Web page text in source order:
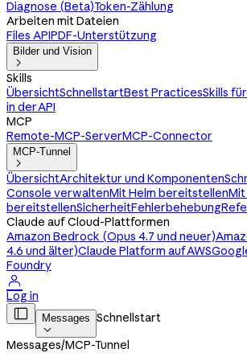
Diagnose (Beta)Token-Zählung
Arbeiten mit Dateien
Files APIPDF-Unterstützung
Bilder und Vision

Skills
ÜbersichtSchnellstartBest PracticesSkills
in der API
MCP
Remote-MCP-ServerMCP-Connector
MCP-Tunnel

ÜbersichtArchitektur und Komponenten
Console verwaltenMit Helm bereitstellen
bereitstellenSicherheitFehlerbehebung
Claude auf Cloud-Plattformen
Amazon Bedrock (Opus 4.7 und neuer)
4.6 und älter)Claude Platform auf AWS
Foundry

Log in
 Messages

Schnellstart
Messages/MCP-Tunnel